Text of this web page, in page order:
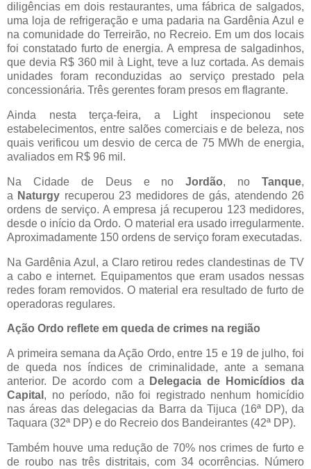
diligências em dois restaurantes, uma fábrica de salgados,
uma loja de refrigeração e uma padaria na Gardênia Azul e
na comunidade do Terreirão, no Recreio. Em um dos locais
foi constatado furto de energia. A empresa de salgadinhos,
que devia R$ 360 mil à Light, teve a luz cortada. As demais
unidades foram reconduzidas ao serviço prestado pela
concessionária. Três gerentes foram presos em flagrante.
Ainda nesta terça-feira, a Light inspecionou sete
estabelecimentos, entre salões comerciais e de beleza, nos
quais verificou um desvio de cerca de 75 MWh de energia,
avaliados em R$ 96 mil.
Na Cidade de Deus e noJordão, no Tanque,
a Naturgy recuperou 23 medidores de gás, atendendo 26
ordens de serviço. A empresa já recuperou 123 medidores,
desde o início da Ordo. O material era usado irregularmente.
Aproximadamente 150 ordens de serviço foram executadas.
Na Gardênia Azul, a Claro retirou redes clandestinas de TV
a cabo e internet. Equipamentos que eram usados nessas
redes foram removidos. O material era resultado de furto de
operadoras regulares.
Ação Ordo reflete em queda de crimes na região
A primeira semana da Ação Ordo, entre 15 e 19 de julho, foi
de queda nos índices de criminalidade, ante a semana
anterior. De acordo com a
Delegacia de Homicídios da
Capital , no período, não foi registrado nenhum homicídio
nas áreas das delegacias da Barra da Tijuca (16ª DP), da
Taquara (32ª DP) e do Recreio dos Bandeirantes (42ª DP).
Também houve uma redução de 70% nos crimes de furto e
de roubo nas três distritais, com 34 ocorrências. Número